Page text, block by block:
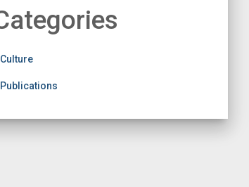
Culture
Publications